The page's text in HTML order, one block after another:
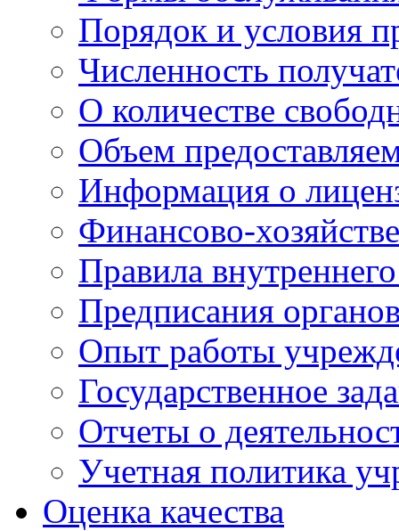
Порядок и условия
Численность
О количестве
Объем
Информация о
Финансово-
Правила
Предписания
Опыт работы
Государственное
Отчеты о
Учетная политика
Оценка качества